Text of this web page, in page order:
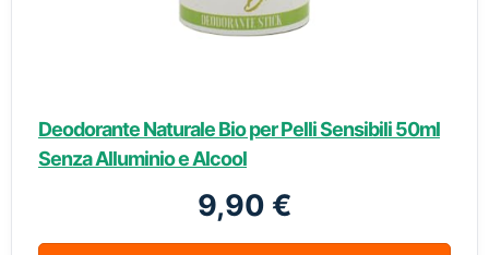
Deodorante Naturale Bio per Pelli Sensibili 50ml
Senza Alluminio e Alcool
9,90 €